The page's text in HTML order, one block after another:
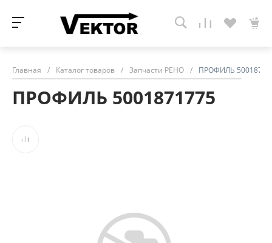
Главная / Каталог товаров / Запчасти РЕНО / ПРОФИЛЬ
ПРОФИЛЬ 5001871775